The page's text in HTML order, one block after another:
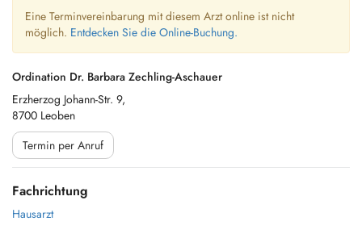
Eine Terminvereinbarung mit diesem Arzt online ist nicht
möglich. Entdecken Sie die Online-Buchung.
Ordination Dr. Barbara Zechling-Aschauer
Erzherzog Johann-Str. 9,
8700 Leoben
Termin per Anruf
Fachrichtung
Hausarzt